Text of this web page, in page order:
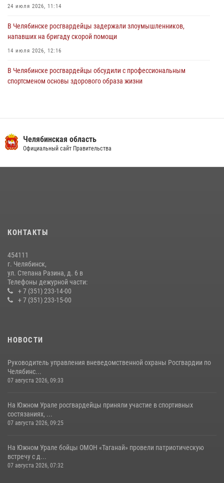
24 июля 2026, 11:14
В Челябинске росгвардейцы задержали злоумышленников,
напавших на бригаду скорой помощи
14 июля 2026, 12:16
В Челябинске росгвардейцы обсудили с профессиональным
спортсменом основы здорового образа жизни
23 июля 2026, 09:28 2
14 июля 2026, 05:15
Челябинская область
Официальный сайт Правительства
КОНТАКТЫ
454111
г. Челябинск,
ул. Степана Разина, д. 6 в
Телефоны дежурной части:
+ 7 (351) 233-14-00
+ 7 (351) 233-15-00
НОВОСТИ
Руководитель управления вневедомственной охраны Росгвардии по
Челябинс...
07 августа 2026, 09:33
На Южном Урале росгвардейцы приняли участие в спортивных
состязаниях, ...
07 августа 2026, 09:25
На Южном Урале бойцы ОМОН «Таганай» провели патриотическую
встречу с д...
07 августа 2026, 07:32